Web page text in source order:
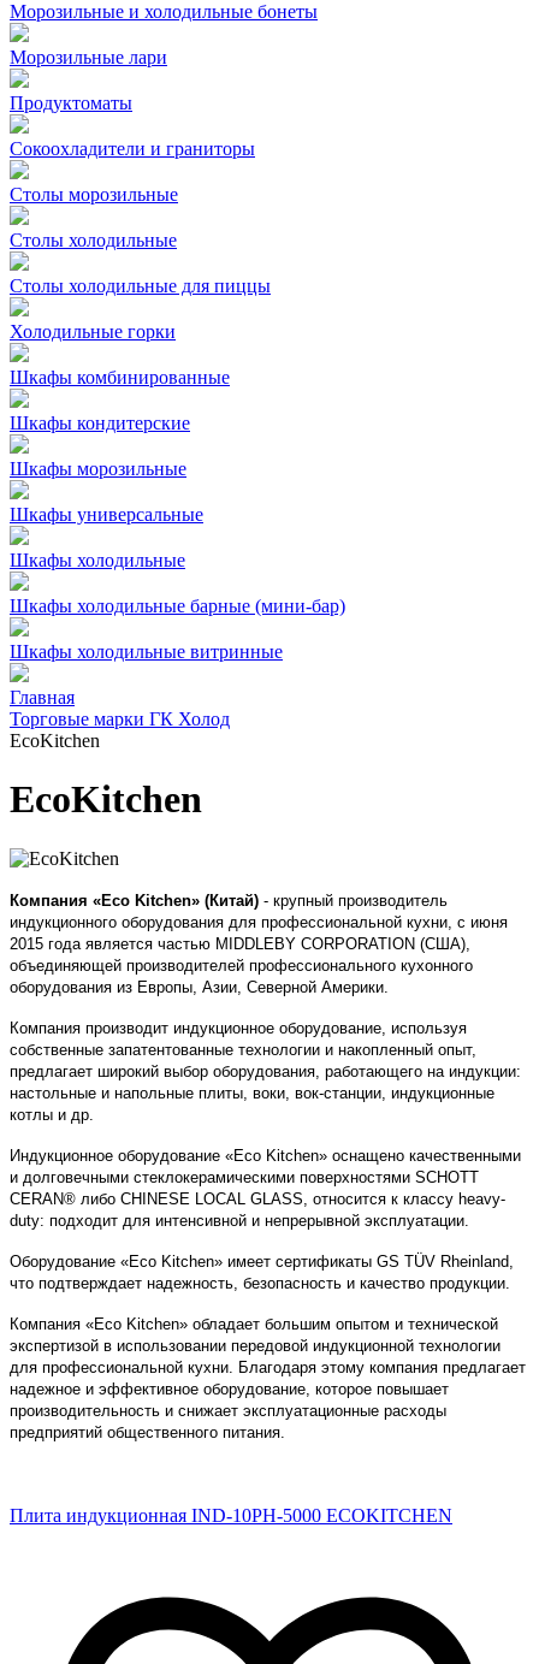
Морозильные и холодильные бонеты
Морозильные лари
Продуктоматы
Сокоохладители и граниторы
Столы морозильные
Столы холодильные
Столы холодильные для пиццы
Холодильные горки
Шкафы комбинированные
Шкафы кондитерские
Шкафы морозильные
Шкафы универсальные
Шкафы холодильные
Шкафы холодильные барные (мини-бар)
Шкафы холодильные витринные
Главная
Торговые марки ГК Холод
EcoKitchen
EcoKitchen
Компания «Eco Kitchen» (Китай) - крупный производитель
индукционного оборудования для профессиональной кухни, с июня
2015 года является частью MIDDLEBY CORPORATION (США),
объединяющей производителей профессионального кухонного
оборудования из Европы, Азии, Северной Америки.
Компания производит индукционное оборудование, используя
собственные запатентованные технологии и накопленный опыт,
предлагает широкий выбор оборудования, работающего на индукции:
настольные и напольные плиты, воки, вок-станции, индукционные
котлы и др.
Индукционное оборудование «Eco Kitchen» оснащено качественными
и долговечными стеклокерамическими поверхностями SCHOTT
CERAN® либо CHINESE LOCAL GLASS, относится к классу heavy-
duty: подходит для интенсивной и непрерывной эксплуатации.
Оборудование «Eco Kitchen» имеет сертификаты GS TÜV Rheinland,
что подтверждает надежность, безопасность и качество продукции.
Компания «Eco Kitchen» обладает большим опытом и технической
экспертизой в использовании передовой индукционной технологии
для профессиональной кухни. Благодаря этому компания предлагает
надежное и эффективное оборудование, которое повышает
производительность и снижает эксплуатационные расходы
предприятий общественного питания.
Плита индукционная IND-10PH-5000 ECOKITCHEN